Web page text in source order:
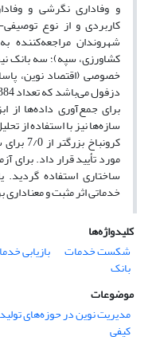
و وفاداری نگرشی و
کاربردی و از نوع
شهروندان مراجعه‌کننده
کشاورزی، سپه)؛ سه بانک
خصوصی (اقتصاد نوین،
برای جمع‌آوری داده‌ها از
سازه‌ها نیز با استفاده از
مورد تأیید قرار داد. برای
ساختاری استفاده
خدماتی اثر مثبت و معناداری
کلیدواژه‌ها
شکست خدمات
بازیابی
بانک
موضوعات
مدیریت نوین در حوزه‌های
کیفی